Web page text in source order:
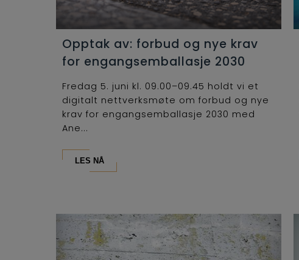
Opptak av: forbud og nye krav
for engangsemballasje 2030
Fredag 5. juni kl. 09.00–09.45 holdt vi et
digitalt nettverksmøte om forbud og nye
krav for engangsemballasje 2030 med
Ane...
LES NÅ